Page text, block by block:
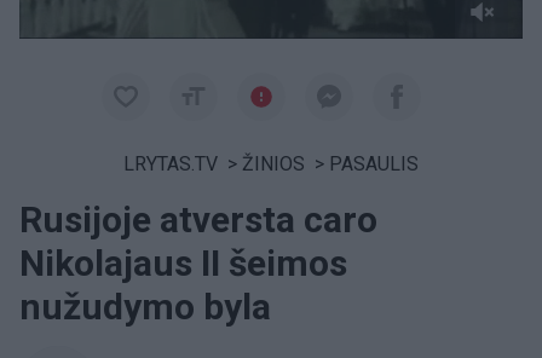
LRYTAS.TV > ŽINIOS > PASAULIS
Rusijoje atversta caro
Nikolajaus II šeimos
nužudymo byla